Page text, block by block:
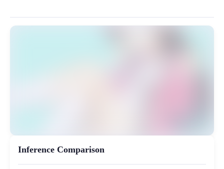
Mitsumine, rvc, Yuika, 三峰結華, 二次元, 偶像大师, 动漫, 模型
Inference Comparison